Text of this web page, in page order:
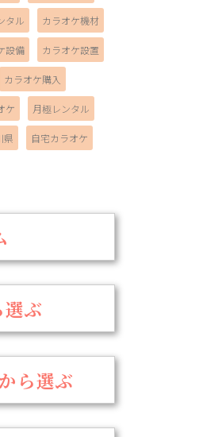
タル カラオケ機材
設備 カラオケ設置
カラオケ購入
ケ 月極レンタル
県 自宅カラオケ
ぶ
ら選ぶ